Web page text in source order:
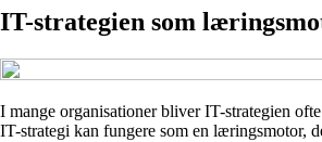
IT-strategien som
I mange organisationer bliver IT-strategien
IT-strategi kan fungere som en læringsmotor,